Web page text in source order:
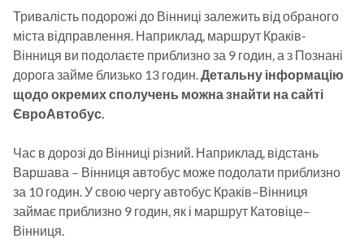
Тривалість подорожі до Вінниці залежить від обраного
міста відправлення. Наприклад, маршрут Краків-
Вінниця ви подолаєте приблизно за 9 годин, а з Познані
дорога займе близько 13 годин. Детальну інформацію
щодо окремих сполучень можна знайти на сайті
ЄвроАвтобус.
Час в дорозі до Вінниці різний. Наприклад, відстань
Варшава – Вінниця автобус може подолати приблизно
за 10 годин. У свою чергу автобус Краків–Вінниця
займає приблизно 9 годин, як і маршрут Катовіце–
Вінниця.